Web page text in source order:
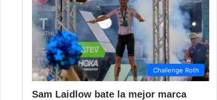
Challenge Roth
Sam Laidlow bate la mejor marca